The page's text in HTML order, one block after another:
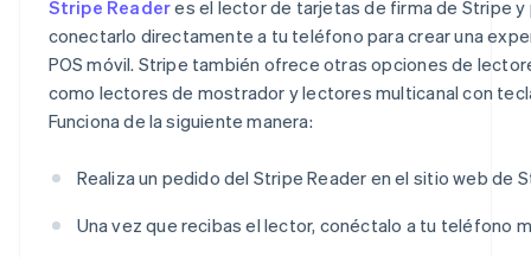
Stripe Readeres el lector de tarjetas de firma de Stripe y
conectarlo directamente a tu teléfono para crear una
POS móvil. Stripe también ofrece otras opciones de
como lectores de mostrador y lectores multicanal con
Funciona de la siguiente manera:
Realiza un pedido del Stripe Reader en el sitio web de
Una vez que recibas el lector, conéctalo a tu teléfono